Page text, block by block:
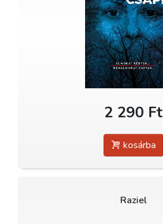
2 290 Ft
kosárba
Raziel